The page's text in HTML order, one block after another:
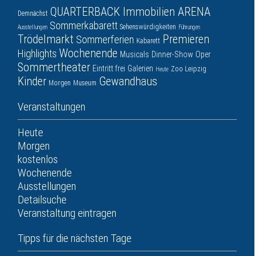
Demnächst QUARTERBACK Immobilien ARENA
Ausstellungen Sommerkabarett Sehenswürdigkeiten Führungen
Trödelmarkt Sommerferien Kabarett Premieren
Highlights Wochenende Musicals Dinner-Show Oper
Sommertheater Eintritt frei Galerien Heute Zoo Leipzig
Kinder Morgen Museum Gewandhaus
Veranstaltungen
Heute
Morgen
kostenlos
Wochenende
Ausstellungen
Detailsuche
Veranstaltung eintragen
Tipps für die nächsten Tage